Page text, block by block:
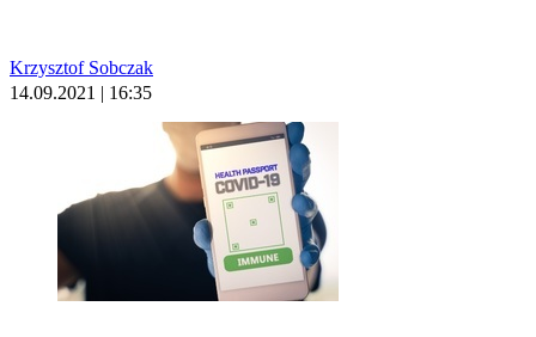
Krzysztof Sobczak
14.09.2021 | 16:35